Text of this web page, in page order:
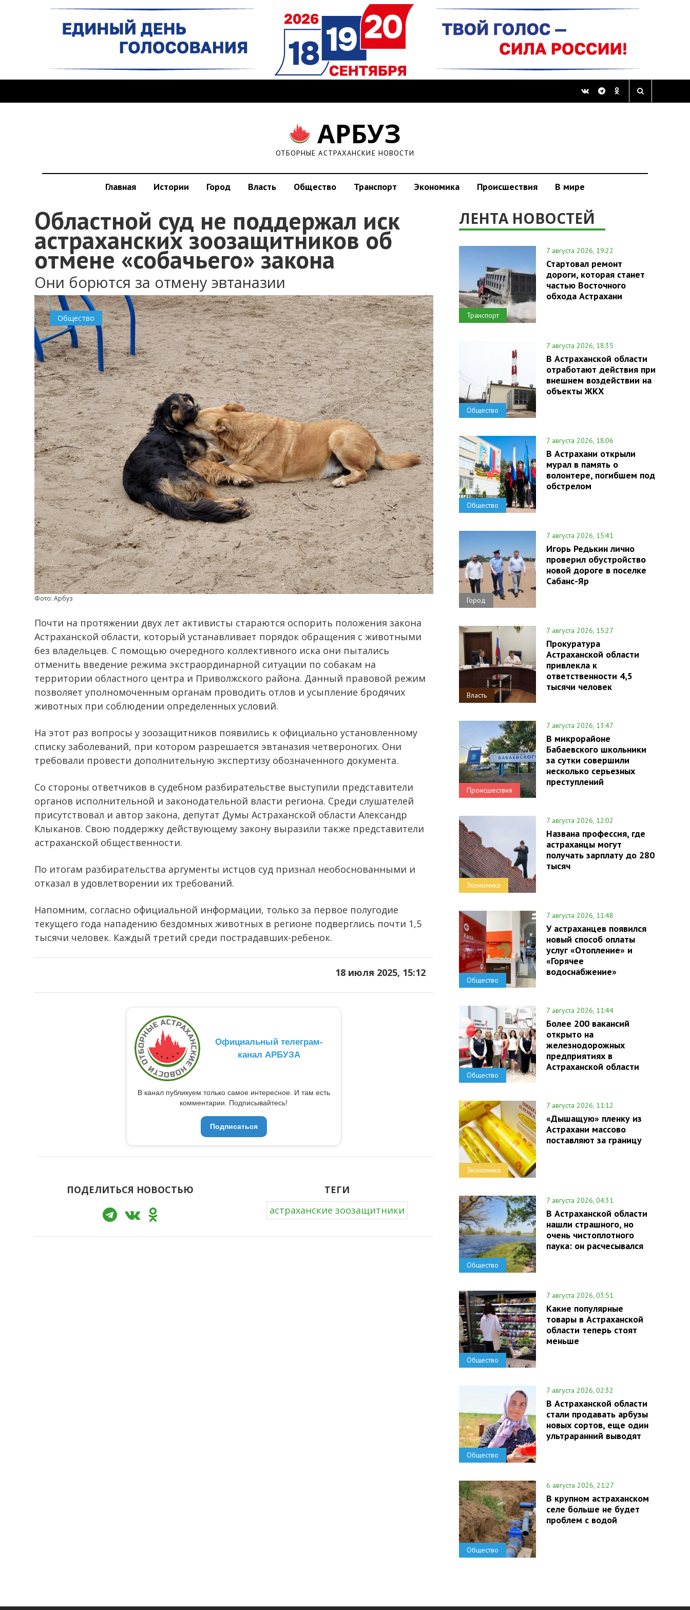
АРБУЗ
ОТБОРНЫЕ АСТРАХАНСКИЕ НОВОСТИ
Главная Истории Город Власть Общество Транспорт Экономика Происшествия В мире
Областной суд не поддержал иск
астраханских зоозащитников об
отмене «собачьего» закона
Они борются за отмену эвтаназии
Общество
Фото: Арбуз
Почти на протяжении двух лет активисты стараются оспорить положения закона
Астраханской области, который устанавливает порядок обращения с животными
без владельцев. С помощью очередного коллективного иска они пытались
отменить введение режима экстраординарной ситуации по собакам на
территории областного центра и Приволжского района. Данный правовой режим
позволяет уполномоченным органам проводить отлов и усыпление бродячих
животных при соблюдении определенных условий.
На этот раз вопросы у зоозащитников появились к официально установленному
списку заболеваний, при котором разрешается эвтаназия четвероногих. Они
требовали провести дополнительную экспертизу обозначенного документа.
Со стороны ответчиков в судебном разбирательстве выступили представители
органов исполнительной и законодательной власти региона. Среди слушателей
присутствовал и автор закона, депутат Думы Астраханской области Александр
Клыканов. Свою поддержку действующему закону выразили также представители
астраханской общественности.
По итогам разбирательства аргументы истцов суд признал необоснованными и
отказал в удовлетворении их требований.
Напомним, согласно официальной информации, только за первое полугодие
текущего года нападению бездомных животных в регионе подверглись почти 1,5
тысячи человек. Каждый третий среди пострадавших-ребенок.
18 июля 2025, 15:12
Официальный телеграм-
канал АРБУЗА
В канал публикуем только самое интересное. И там есть
комментарии. Подписывайтесь!
Подписаться
ПОДЕЛИТЬСЯ НОВОСТЬЮ
ТЕГИ
астраханские зоозащитники
ЛЕНТА НОВОСТЕЙ
Транспорт
7 августа 2026, 19:22
Стартовал ремонт
дороги, которая станет
частью Восточного
обхода Астрахани
Общество
7 августа 2026, 18:35
В Астраханской области
отработают действия при
внешнем воздействии на
объекты ЖКХ
Общество
7 августа 2026, 18:06
В Астрахани открыли
мурал в память о
волонтере, погибшем под
обстрелом
Город
7 августа 2026, 15:41
Игорь Редькин лично
проверил обустройство
новой дороге в поселке
Сабанс-Яр
Власть
7 августа 2026, 15:27
Прокуратура
Астраханской области
привлекла к
ответственности 4,5
тысячи человек
Происшествия
7 августа 2026, 13:47
В микрорайоне
Бабаевского школьники
за сутки совершили
несколько серьезных
преступлений
Экономика
7 августа 2026, 12:02
Названа профессия, где
астраханцы могут
получать зарплату до 280
тысяч
Общество
7 августа 2026, 11:48
У астраханцев появился
новый способ оплаты
услуг «Отопление» и
«Горячее
водоснабжение»
Общество
7 августа 2026, 11:44
Более 200 вакансий
открыто на
железнодорожных
предприятиях в
Астраханской области
Экономика
7 августа 2026, 11:12
«Дышащую» пленку из
Астрахани массово
поставляют за границу
Общество
7 августа 2026, 04:31
В Астраханской области
нашли страшного, но
очень чистоплотного
паука: он расчесывался
Общество
7 августа 2026, 03:51
Какие популярные
товары в Астраханской
области теперь стоят
меньше
Общество
7 августа 2026, 02:32
В Астраханской области
стали продавать арбузы
новых сортов, еще один
ультраранний выводят
Общество
6 августа 2026, 21:27
В крупном астраханском
селе больше не будет
проблем с водой